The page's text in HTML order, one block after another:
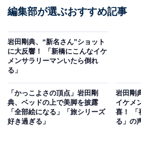
編集部が選ぶおすすめ記事
岩田剛典、“新名さん”ショット
に大反響！ 「新橋にこんなイケ
メンサラリーマンいたら倒れ
る」
「かっこよさの頂点」岩田剛
典、ベッドの上で美脚を披露
「全部絵になる」「旅シリーズ
好き過ぎる」
岩田剛
イケメ
喜！ 「
る」の